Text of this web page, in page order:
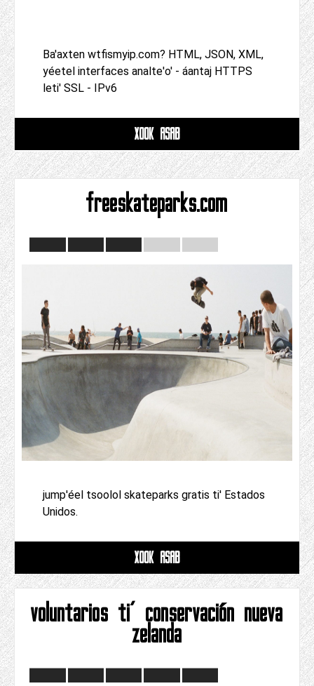
Ba'axten wtfismyip.com? HTML, JSON, XML,
yéetel interfaces analte'o' - áantaj HTTPS
leti' SSL - IPv6
XOOK ASAB
freeskateparks.com
jump'éel tsoolol skateparks gratis ti' Estados
Unidos.
XOOK ASAB
voluntarios ti' conservación nueva
zelanda